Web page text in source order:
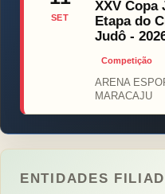
SET
XXV Copa
Etapa do
Judô -
Competição
ARENA
MARACAJU
ENTIDADES